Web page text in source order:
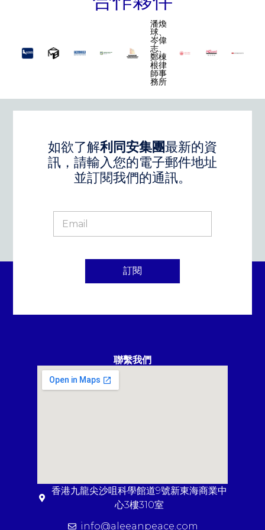
潘煥
球、
岑偉
志、
鄭棟
根律
師事
務所
如欲了解利同安集團最新的資
訊，請輸入您的電子郵件地址
並訂閱我們的通訊。
訂閱
聯繫我們
香港九龍尖沙咀科學館道9號新東海商業中
心3樓310室
info@aleeanpeace.com